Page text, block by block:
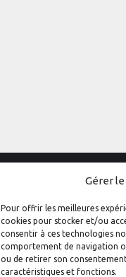
Gérer
Pour offrir les meilleures
cookies pour stocker et/ou
consentir à ces technologies
comportement de navigation
ou de retirer son
caractéristiques et fonctions.